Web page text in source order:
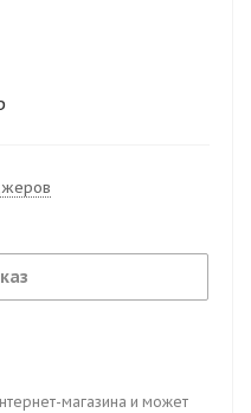
магазина и может